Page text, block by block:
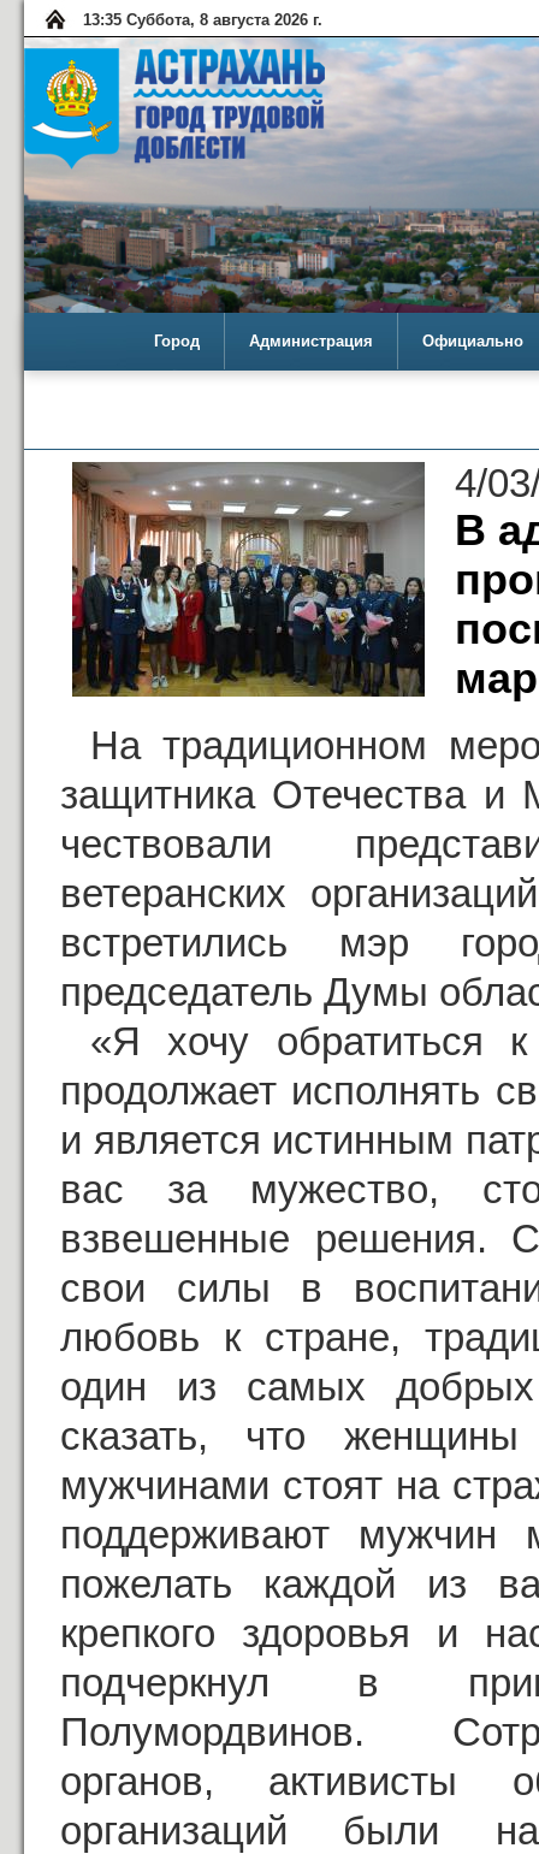
13:35 Суббота, 8 августа 2026 г.
Город Администрация Официально
4/
В
На традиционном
защитника Отечества
чествовали
ветеранских
встретились мэр
председатель Думы
«Я хочу обратиться
продолжает исполнять
и является истинным
вас за мужество,
взвешенные решения.
свои силы в
любовь к стране,
один из самых
сказать, что
мужчинами стоят на
поддерживают
пожелать каждой из
крепкого здоровья и
подчеркнул в
Полумордвинов.
органов, активисты
организаций были